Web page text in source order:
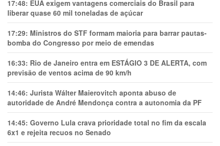
17:48: EUA exigem vantagens comerciais do Brasil para
liberar quase 60 mil toneladas de açúcar
17:29: Ministros do STF formam maioria para barrar pautas-
bomba do Congresso por meio de emendas
16:33: Rio de Janeiro entra em ESTÁGIO 3 DE ALERTA, com
previsão de ventos acima de 90 km/h
14:46: Jurista Wálter Maierovitch aponta abuso de
autoridade de André Mendonça contra a autonomia da PF
14:45: Governo Lula crava prioridade total no fim da escala
6x1 e rejeita recuos no Senado